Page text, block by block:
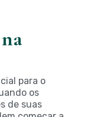
para o
os
de suas